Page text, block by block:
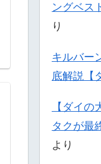
ングベス
り
キルバー
底解説【
【ダイ
タクが最
より